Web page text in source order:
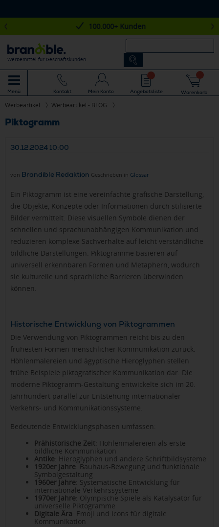
100.000+ Kunden
Werbemittel für Geschäftskunden
Menü Kontakt Mein Konto Angebotsliste Warenkorb
Werbeartikel Werbeartikel - BLOG
Piktogramm
30.12.2024 10:00
von Brandible Redaktion Geschrieben in Glossar
Ein Piktogramm ist eine vereinfachte grafische Darstellung,
die Objekte, Konzepte oder Informationen durch stilisierte
Bilder vermittelt. Diese visuellen Symbole dienen der
schnellen und sprachunabhängigen Kommunikation und
reduzieren komplexe Sachverhalte auf leicht verständliche
bildliche Darstellungen. Piktogramme basieren auf
universell erkennbaren Formen und Metaphern, wodurch
sie kulturelle und sprachliche Barrieren überwinden
können.
Historische Entwicklung von Piktogrammen
Die Verwendung von Piktogrammen reicht bis zu den
frühesten Formen menschlicher Kommunikation zurück.
Höhlenmalereien und ägyptische Hieroglyphen stellen
frühe Beispiele piktografischer Kommunikation dar. Die
moderne Piktogramm-Gestaltung entwickelte sich im 20.
Jahrhundert parallel zur Entstehung internationaler
Verkehrs- und Kommunikationssysteme.
Bedeutende Entwicklungsphasen umfassen:
Prähistorische Zeit: Höhlenmalereien als erste
bildliche Kommunikation
Antike: Hieroglyphen und andere Schriftbildsysteme
1920er Jahre: Bauhaus-Bewegung und funktionale
Symbolgestaltung
1960er Jahre: Systematische Entwicklung für
internationale Verkehrssysteme
1970er Jahre: Olympische Spiele als Katalysator für
universelle Piktogramme
Digitale Ära: Emoji und Icons für digitale
Kommunikation